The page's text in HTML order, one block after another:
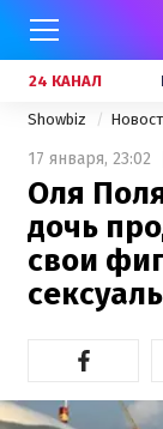
24 КАНАЛ
Showbiz
17 января, 23:02
Оля
дочь
свои